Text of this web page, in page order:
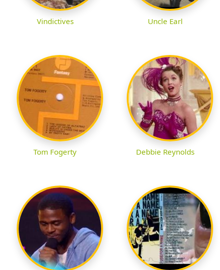
Vindictives Uncle Earl
Tom Fogerty Debbie Reynolds